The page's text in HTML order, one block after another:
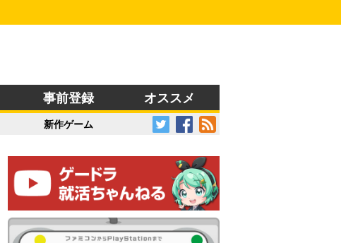
事前登録 オススメ
新作ゲーム